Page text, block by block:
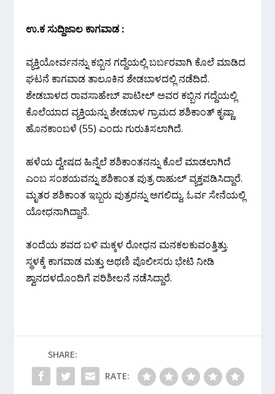
ಉ.ಕ‌ ಸುದ್ದಿಜಾಲ ಕಾಗವಾಡ :
ವ್ಯಕ್ತಿಯೋರ್ವನನ್ನು ಕಬ್ಬಿನ ಗದ್ದೆಯಲ್ಲಿ ಬರ್ಬರವಾಗಿ ಕೊಲೆ ಮಾಡಿದ
ಘಟನೆ ಕಾಗವಾಡ ತಾಲೂಕಿನ ಶೇಡಬಾಳದಲ್ಲಿ ನಡೆದಿದೆ.
ಶೇಡಬಾಳದ ರಾವಸಾಹೇಬ್ ಪಾಟೀಲ್ ಅವರ ಕಬ್ಬಿನ ಗದ್ದೆಯಲ್ಲಿ
ಕೊಲೆಯಾದ ವ್ಯಕ್ತಿಯನ್ನು ಶೇಡಬಾಳ ಗ್ರಾಮದ ಶಶಿಕಾಂತ್ ಕೃಷ್ಣಾ
ಹೊನಕಾಂಬಳೆ (55) ಎಂದು ಗುರುತಿಸಲಾಗಿದೆ.
ಹಳೆಯ ದ್ವೇಷದ ಹಿನ್ನೆಲೆ ಶಶಿಕಾಂತನನ್ನು ಕೊಲೆ ಮಾಡಲಾಗಿದೆ
ಎಂಬ ಸಂಶಯವನ್ನು ಶಶಿಕಾಂತ ಪುತ್ರ ರಾಹುಲ್ ವ್ಯಕ್ತಪಡಿಸಿದ್ದಾರೆ.
ಮೃತರ ಶಶಿಕಾಂತ ಇಬ್ಬರು ಪುತ್ರರನ್ನು ಅಗಲಿದ್ದು, ಓರ್ವ ಸೇನೆಯಲ್ಲಿ
ಯೋಧನಾಗಿದ್ದಾನೆ.
ತಂದೆಯ ಶವದ ಬಳಿ ಮಕ್ಕಳ ರೋಧನ ಮನಕಲಕುವಂತ್ತಿತ್ತು.
ಸ್ಥಳಕ್ಕೆ ಕಾಗವಾಡ ಮತ್ತು ಅಥಣಿ ಪೊಲೀಸರು ಭೇಟಿ ನೀಡಿ
ಶ್ವಾನದಳದೊಂದಿಗೆ ಪರಿಶೀಲನೆ ನಡೆಸಿದ್ದಾರೆ.
SHARE:
RATE: